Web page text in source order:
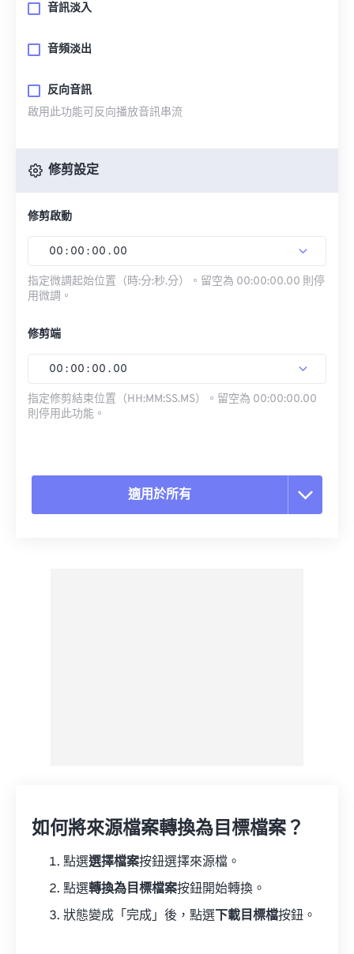
音訊淡入
音頻淡出
反向音訊
啟用此功能可反向播放音訊串流
修剪設定
修剪啟動
00 : 00 : 00 . 00
指定微調起始位置（時:分:秒.分）。留空為 00:00:00.00 則停
用微調。
修剪端
00 : 00 : 00 . 00
指定修剪結束位置（HH:MM:SS.MS）。留空為 00:00:00.00
則停用此功能。
適用於所有
如何將來源檔案轉換為目標檔案？
點選選擇檔案按鈕選擇來源檔。
點選轉換為目標檔案按鈕開始轉換。
狀態變成「完成」後，點選 下載目標檔按鈕。